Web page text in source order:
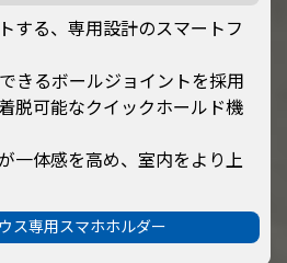
する、専用設計のスマートフ
きるボールジョイントを採用
脱可能なクイックホールド機
一体感を高め、室内をより上
ス専用スマホホルダー